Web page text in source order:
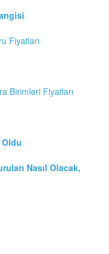
Fiyatları
Birimleri Fiyatları
Nasıl Olacak,